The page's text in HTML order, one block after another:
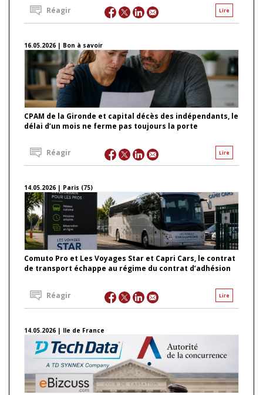
Lire
Réagir
16.05.2026 | Bon à savoir
CPAM de la Gironde et capital décès des indépendants, le
délai d’un mois ne ferme pas toujours la porte
Lire
Réagir
14.05.2026 | Paris (75)
Comuto Pro et Les Voyages Star et Capri Cars, le contrat
de transport échappe au régime du contrat d’adhésion
Lire
Réagir
14.05.2026 | Ile de France